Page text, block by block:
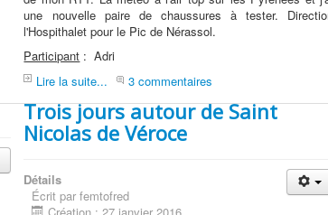
une nouvelle paire de chaussures à tester.
l'Hospithalet pour le Pic de Nérassol.
Participant : Adri
Lire la suite...
3 commentaires
Trois jours autour de Saint
Nicolas de Véroce
Détails
Écrit par femtofred
Création : 27 janvier 2016